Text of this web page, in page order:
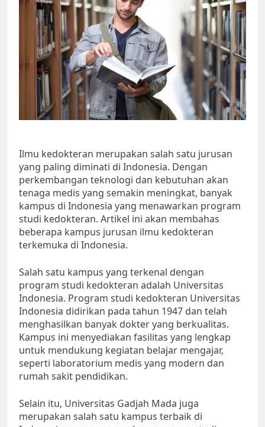
Ilmu kedokteran merupakan salah satu jurusan
yang paling diminati di Indonesia. Dengan
perkembangan teknologi dan kebutuhan akan
tenaga medis yang semakin meningkat, banyak
kampus di Indonesia yang menawarkan program
studi kedokteran. Artikel ini akan membahas
beberapa kampus jurusan ilmu kedokteran
terkemuka di Indonesia.
Salah satu kampus yang terkenal dengan
program studi kedokteran adalah Universitas
Indonesia. Program studi kedokteran Universitas
Indonesia didirikan pada tahun 1947 dan telah
menghasilkan banyak dokter yang berkualitas.
Kampus ini menyediakan fasilitas yang lengkap
untuk mendukung kegiatan belajar mengajar,
seperti laboratorium medis yang modern dan
rumah sakit pendidikan.
Selain itu, Universitas Gadjah Mada juga
merupakan salah satu kampus terbaik di